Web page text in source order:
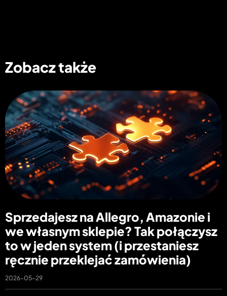
Zobacz także
Sprzedajesz na Allegro, Amazonie i
we własnym sklepie? Tak połączysz
to w jeden system (i przestaniesz
ręcznie przeklejać zamówienia)
2026-05-29